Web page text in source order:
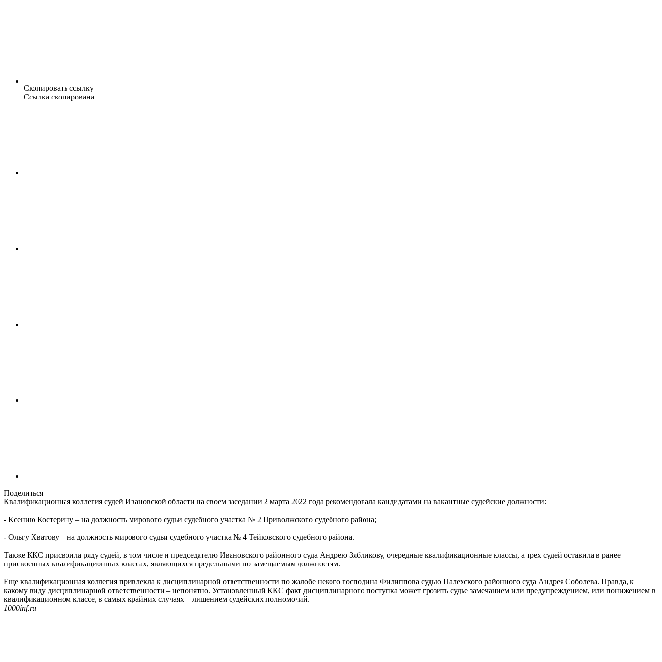
Скопировать ссылку
Ссылка скопирована
Поделиться
Квалификационная коллегия судей Ивановской области на своем заседании 2 марта 2022 года рекомендовала кандидатами на вакантные судейские должности:
- Ксению Костерину – на должность мирового судьи судебного участка № 2 Приволжского судебного района;
- Ольгу Хватову – на должность мирового судьи судебного участка № 4 Тейковского судебного района.
Также ККС присвоила ряду судей, в том числе и председателю Ивановского районного суда Андрею Зябликову, очередные квалификационные классы, а трех судей оставила в ранее
присвоенных квалификационных классах, являющихся предельными по замещаемым должностям.
Еще квалификационная коллегия привлекла к дисциплинарной ответственности по жалобе некого господина Филиппова судью Палехского районного суда Андрея Соболева. Правда, к
какому виду дисциплинарной ответственности – непонятно. Установленный ККС факт дисциплинарного поступка может грозить судье замечанием или предупреждением, или понижением в
квалификационном классе, в самых крайних случаях – лишением судейских полномочий.
1000inf.ru